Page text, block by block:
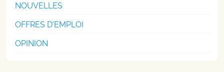
NOUVELLES
OFFRES D'EMPLOI
OPINION